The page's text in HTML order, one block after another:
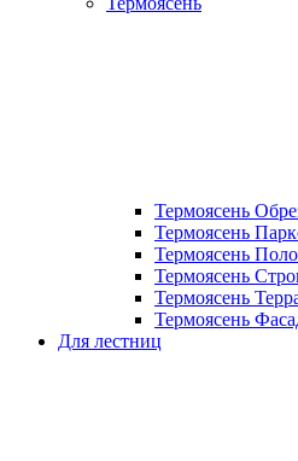
Термоясень
Термоясень
Термоясень
Термоясень
Термоясень
Термоясень
Для лестниц